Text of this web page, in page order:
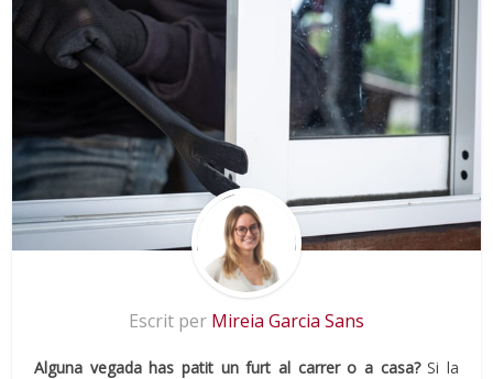
Escrit per Mireia Garcia Sans
Alguna vegada has patit un furt al carrer o a casa?Si la